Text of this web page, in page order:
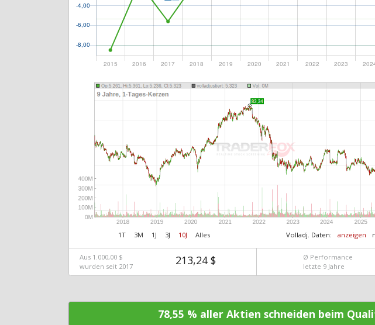
1T 3M 1J 3J 10J Alles Volladj. Daten: anzeigen
Aus 1.000,00 $
wurden seit 2017
213,24 $
Ø Performance
letzte 9 Jahre
78,55 % aller Aktien schneiden beim